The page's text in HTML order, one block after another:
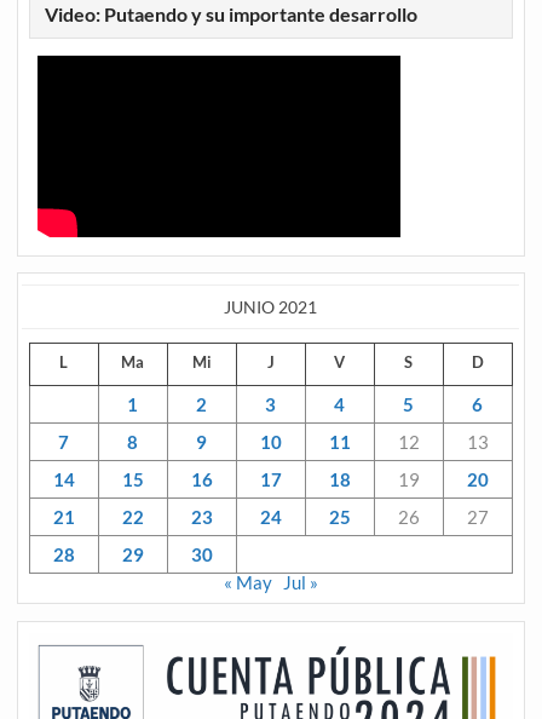
Video: Putaendo y su importante desarrollo
JUNIO 2021
L Ma Mi J V S D
1 2 3 4 5
6
7
8 9 10 11 12
13
14
15 16 17 18 19
20
21
22 23 24 25 26
27
28
29
30
« May
Jul »